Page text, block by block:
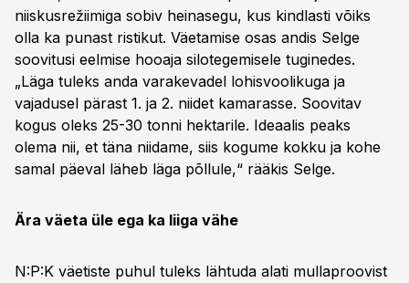
niiskusrežiimiga sobiv heinasegu, kus kindlasti võiks
olla ka punast ristikut. Väetamise osas andis Selge
soovitusi eelmise hooaja silotegemisele tuginedes.
„Läga tuleks anda varakevadel lohisvoolikuga ja
vajadusel pärast 1. ja 2. niidet kamarasse. Soovitav
kogus oleks 25-30 tonni hektarile. Ideaalis peaks
olema nii, et täna niidame, siis kogume kokku ja kohe
samal päeval läheb läga põllule,“ rääkis Selge.
Ära väeta üle ega ka liiga vähe
N:P:K väetiste puhul tuleks lähtuda alati mullaproovist